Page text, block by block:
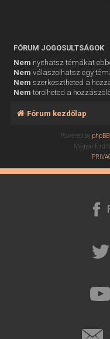
FÓRUM JOGOSULTSÁGOK
Nem nyithatsz témákat
Nem válaszolhatsz egy
Nem szerkesztheted a
Nem törölheted a
Fórum kezdőlap
Powered by phpBB
Magyar